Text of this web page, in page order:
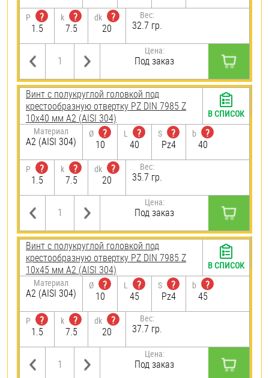
P
?
1.5
k
?
7.5
dk
?
20
Вес:
32.7 гр.
Цена:
Под заказ
Винт с полукруглой головкой под
крестообразную отвертку PZ DIN 7985 Z
10х40 мм А2 (AISI 304)
Материал
А2 (AISI 304)
Ø
?
10
L
?
40
S
?
Pz4
b
?
40
P
?
1.5
k
?
7.5
dk
?
20
Вес:
35.7 гр.
Цена:
Под заказ
В СПИСОК
Винт с полукруглой головкой под
крестообразную отвертку PZ DIN 7985 Z
10х45 мм А2 (AISI 304)
Материал
А2 (AISI 304)
Ø
?
10
L
?
45
S
?
Pz4
b
?
45
P
?
1.5
k
?
7.5
dk
?
20
Вес:
37.7 гр.
Цена:
Под заказ
В СПИСОК